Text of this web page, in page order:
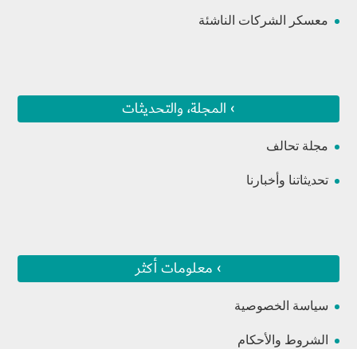
معسكر الشركات الناشئة
› المجلة، والتحديثات
مجلة تحالف
تحديثاتنا وأخبارنا
› معلومات أكثر
سياسة الخصوصية
الشروط والأحكام